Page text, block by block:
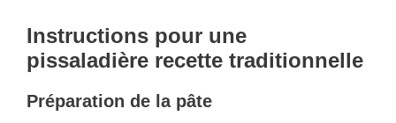
Instructions pour une
pissaladière recette traditionnelle
Préparation de la pâte